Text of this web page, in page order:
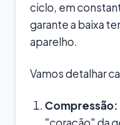
ciclo, em
garante a baixa
aparelho.
Vamos detalhar
Compressão: